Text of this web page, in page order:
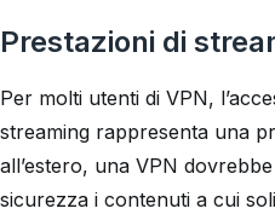
Prestazioni di
Per molti utenti di VPN,
streaming rappresenta una
all’estero, una VPN
sicurezza i contenuti a cui